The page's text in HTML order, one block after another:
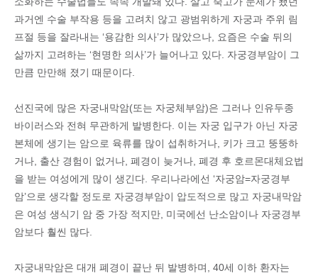
과거엔 수술 부작용 등을 고려치 않고 광범위하게 자궁과 주위 림
프절 등을 잘라내는 ‘용감한 의사’가 많았으나, 요즘은 수술 뒤의
삶까지 고려하는 ‘현명한 의사’가 늘어나고 있다. 자궁경부암이 그
만큼 만만해 졌기 때문이다.
선진국에 많은 자궁내막암(또는 자궁체부암)은 그러나 인유두종
바이러스와 전혀 무관하게 발병한다. 이는 자궁 입구가 아닌 자궁
본체에 생기는 암으로 육류를 많이 섭취하거나, 키가 크고 뚱뚱하
거나, 출산 경험이 없거나, 폐경이 늦거나, 폐경 후 호르몬대체요법
을 받는 여성에게 많이 생긴다. 우리나라에선 ‘자궁암=자궁경부
암’으로 생각할 정도로 자궁경부암이 압도적으로 많고 자궁내막암
은 여성 생식기 암 중 가장 적지만, 미국에선 난소암이나 자궁경부
암보다 훨씬 많다.
자궁내막암은 대개 폐경이 끝난 뒤 발병하며, 40세 이하 환자는